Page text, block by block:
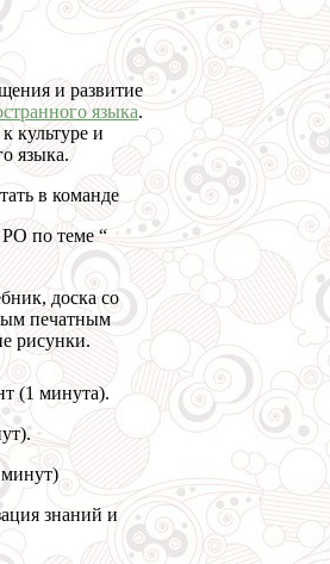
и развитие
языка.
культуре и
языка.
в команде
по теме “
доска со
печатным
рисунки.
(1 минута).
минут)
знаний и